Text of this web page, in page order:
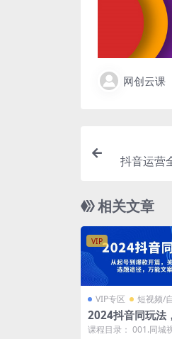
网创云课
抖音运营
相关文章
VIP
VIP专区 短视频/
2024抖音同玩法
到爆款开篇，关
课程目录： 001.同城